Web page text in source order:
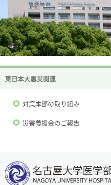
東日本大震災関連
対策本部の取り組み
災害義援金のご報告